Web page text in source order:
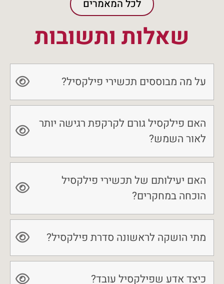
לכל המאמרים
שאלות ותשובות
על מה מבוססים תכשירי פילקסיל?
האם פילקסיל גורם לקרקפת רגישה יותר
לאור השמש?
האם יעילותם של תכשירי פילקסיל
הוכחה במחקרים?
מתי הושקה לראשונה סדרת פילקסיל?
כיצד אדע שפילקסיל עובד?